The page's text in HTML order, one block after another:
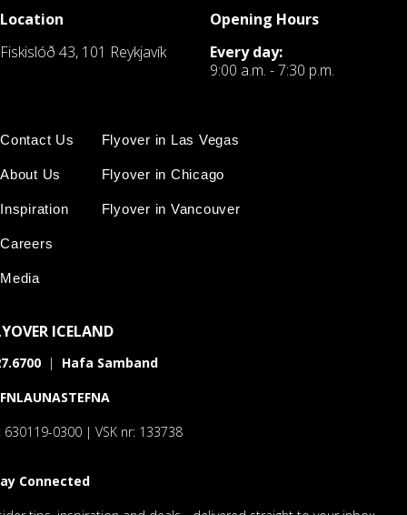
Location
Fiskislóð 43, 101 Reykjavík
Opening Hours
Every day:
9:00 a.m. - 7:30 p.m.
Contact Us
About Us
Inspiration
Careers
Media
Flyover in Las Vegas
Flyover in Chicago
Flyover in Vancouver
ICELAND
| Hafa Samband
630119-0300 | VSK nr: 133738
Connected